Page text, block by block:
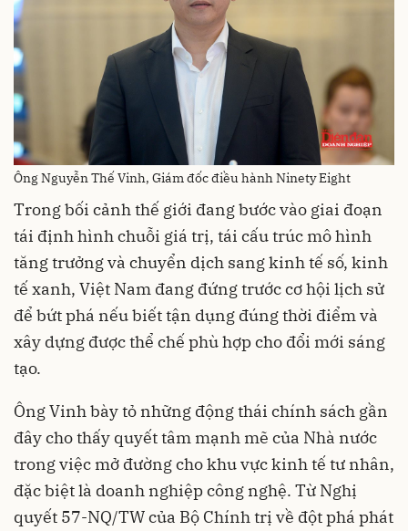
Ông Nguyễn Thế Vinh, Giám đốc điều hành Ninety Eight
Trong bối cảnh thế giới đang bước vào giai đoạn
tái định hình chuỗi giá trị, tái cấu trúc mô hình
tăng trưởng và chuyển dịch sang kinh tế số, kinh
tế xanh, Việt Nam đang đứng trước cơ hội lịch sử
để bứt phá nếu biết tận dụng đúng thời điểm và
xây dựng được thể chế phù hợp cho đổi mới sáng
tạo.
Ông Vinh bày tỏ những động thái chính sách gần
đây cho thấy quyết tâm mạnh mẽ của Nhà nước
trong việc mở đường cho khu vực kinh tế tư nhân,
đặc biệt là doanh nghiệp công nghệ. Từ Nghị
quyết 57-NQ/TW của Bộ Chính trị về đột phá phát